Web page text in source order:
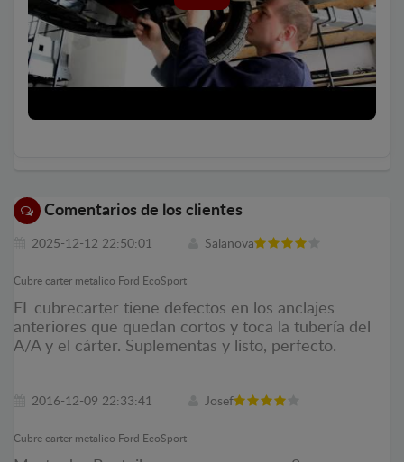
Comentarios de los clientes
2025-12-12 22:50:01 Salanova
Cubre carter metalico Ford EcoSport
EL cubrecarter tiene defectos en los anclajes
anteriores que quedan cortos y toca la tubería del
A/A y el cárter. Suplementas y listo, perfecto.
2016-12-09 22:33:41 Josef
Cubre carter metalico Ford EcoSport